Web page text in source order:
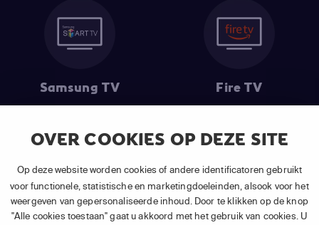
OVER COOKIES OP DEZE SITE
Op deze website worden cookies of andere identificatoren gebruikt
voor functionele, statistische en marketingdoeleinden, alsook voor het
weergeven van gepersonaliseerde inhoud. Door te klikken op de knop
"Alle cookies toestaan" gaat u akkoord met het gebruik van cookies. U
Samsung TV Fire TV
(1) De eerste 30 dagen gratis: Geldig op alle nieuwe abonnementen
van APP TV Light, Basic of Plus.
(2) Prijs abonnement : Incl. BTW.
(3) Restart & Replayis beschikbaar voorvolgende zendersafhankelijk